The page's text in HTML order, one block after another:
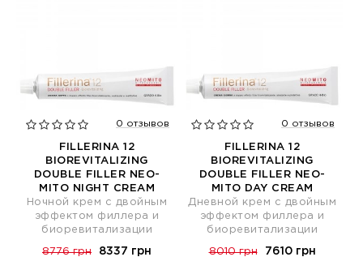
0 отзывов
FILLERINA 12
BIOREVITALIZING
DOUBLE FILLER NEO-
MITO NIGHT CREAM
Ночной крем с двойным
эффектом филлера и
биоревитализации
8776 грн 8337 грн
0 отзывов
FILLERINA 12
BIOREVITALIZING
DOUBLE FILLER NEO-
MITO DAY CREAM
Дневной крем с двойным
эффектом филлера и
биоревитализации
8010 грн 7610 грн